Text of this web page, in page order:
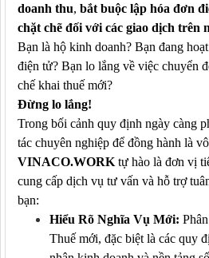
doanh thu, bắt buộc lập hóa đơn
chặt chẽ đối với các giao dịch trên
Bạn là hộ kinh doanh? Bạn đang
điện tử? Bạn lo lắng về việc chuyển
chế khai thuế mới?
Đừng lo lắng!
Trong bối cảnh quy định ngày càng
tác chuyên nghiệp để đồng hành là
VINACO.WORK tự hào là đơn vị
cung cấp dịch vụ tư vấn và hỗ trợ
bạn:
Hiểu Rõ Nghĩa Vụ Mới:
Thuế mới, đặc biệt là các quy